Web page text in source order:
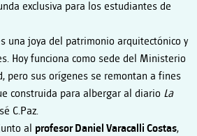
exclusiva para los estudiantes de
una joya del patrimonio arquitectónico y
Hoy funciona como sede del Ministerio
pero sus orígenes se remontan a fines
construida para albergar al diario La
C.Paz.
al profesor Daniel Varacalli Costas,